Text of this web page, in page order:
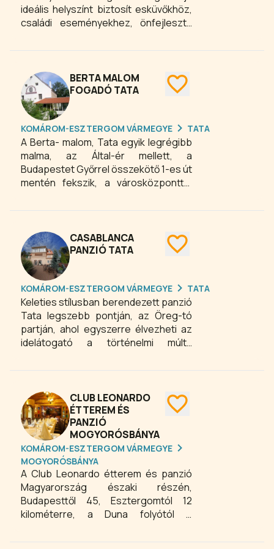
ideális helyszínt biztosít esküvőkhöz,
családi eseményekhez, önfejlesztő
kulturális rendezvényekhez egyaránt.
szobáiban nyugodt pihenés vár
vendégeinkre. Az ablakok a zöld
birtokra nyílnak, így idilli csendben
tölthetjük az éjszakát, az emeleti
társalgó pedig nappal tökéletes
helyszínt nyújt a beszélgetésekhez.
Szálláshelyek jelenleg csak a
kastélyban tartott rendezvények
vendégei számára elérhetőek.
BERTA MALOM
FOGADÓ TATA
KOMÁROM-ESZTERGOM VÁRMEGYE TATA
A Berta- malom, Tata egyik legrégibb
malma, az Által-ér mellett, a
Budapestet Győrrel összekötő 1-es út
mentén fekszik, a városközponttól
CASABLANCA
PANZIÓ TATA
KOMÁROM-ESZTERGOM VÁRMEGYE TATA
Keleties stílusban berendezett panzió
Tata legszebb pontján, az Öreg-tó
partján, ahol egyszerre élvezheti az
idelátogató a történelmi múltú
gyönyörű természeti adottságait.
könnyen elérhető Tata bármely
pontja.
CLUB LEONARDO
ÉTTEREM ÉS
PANZIÓ
MOGYORÓSBÁNYA
KOMÁROM-ESZTERGOM VÁRMEGYE
MOGYORÓSBÁNYA
A Club Leonardo étterem és panzió
Magyarország északi részén,
Budapesttől 45, Esztergomtól 12
kilométerre, a Duna folyótól 4
`kapujában` egy völgykatlanban